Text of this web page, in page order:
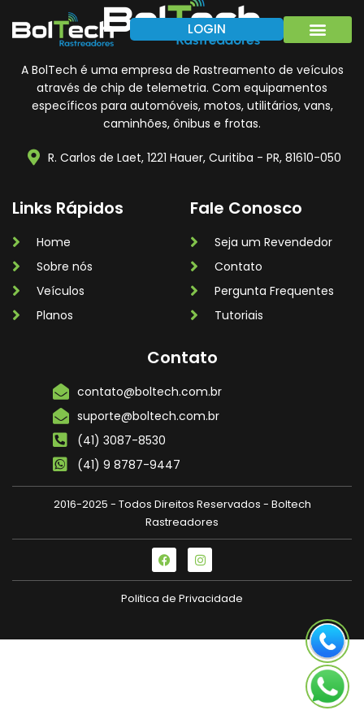
LOGIN
A BolTech é uma empresa de Rastreamento de veículos
através de chip de telemetria. Com equipamentos
específicos para automóveis, motos, utilitários, vans,
caminhões, ônibus e frotas.
R. Carlos de Laet, 1221 Hauer, Curitiba - PR, 81610-050
Links Rápidos
Home
Sobre nós
Veículos
Planos
Fale Conosco
Seja um Revendedor
Contato
Pergunta Frequentes
Tutoriais
Contato
contato@boltech.com.br
suporte@boltech.com.br
(41) 3087-8530
(41) 9 8787-9447
2016-2025 - Todos Direitos Reservados - Boltech
Rastreadores
Politica de Privacidade